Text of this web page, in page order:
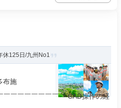
休125日/九州No1
布施
￣￣￣￣￣￣￣￣ ・CAD操作の経